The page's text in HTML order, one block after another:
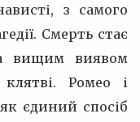
з самого
Смерть стає
вищим виявом
Ромео і
єдиний спосіб